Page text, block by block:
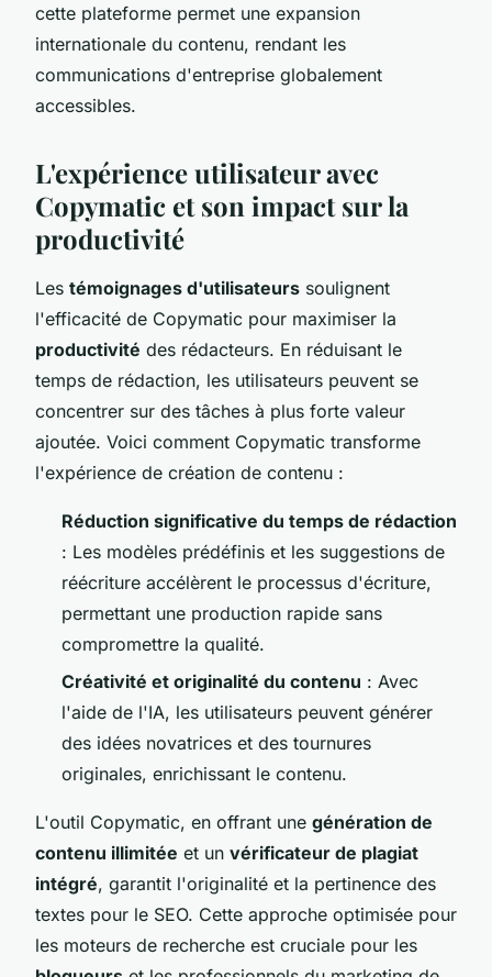
cette plateforme permet une expansion
internationale du contenu, rendant les
communications d'entreprise globalement
accessibles.
L'expérience utilisateur avec
Copymatic et son impact sur la
productivité
Les témoignages d'utilisateurs soulignent
l'efficacité de Copymatic pour maximiser la
productivité des rédacteurs. En réduisant le
temps de rédaction, les utilisateurs peuvent se
concentrer sur des tâches à plus forte valeur
ajoutée. Voici comment Copymatic transforme
l'expérience de création de contenu :
Réduction significative du temps de rédaction
: Les modèles prédéfinis et les suggestions de
réécriture accélèrent le processus d'écriture,
permettant une production rapide sans
compromettre la qualité.
Créativité et originalité du contenu : Avec
l'aide de l'IA, les utilisateurs peuvent générer
des idées novatrices et des tournures
originales, enrichissant le contenu.
L'outil Copymatic, en offrant une génération de
contenu illimitée et un vérificateur de plagiat
intégré, garantit l'originalité et la pertinence des
textes pour le SEO. Cette approche optimisée pour
les moteurs de recherche est cruciale pour les